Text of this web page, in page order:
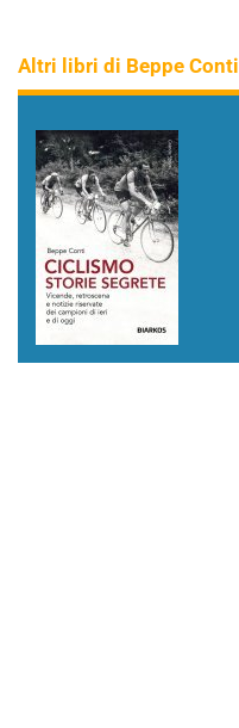
Altri libri di Beppe Conti